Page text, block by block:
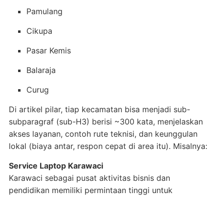
Pamulang
Cikupa
Pasar Kemis
Balaraja
Curug
Di artikel pilar, tiap kecamatan bisa menjadi sub-
subparagraf (sub-H3) berisi ~300 kata, menjelaskan
akses layanan, contoh rute teknisi, dan keunggulan
lokal (biaya antar, respon cepat di area itu). Misalnya:
Service Laptop Karawaci
Karawaci sebagai pusat aktivitas bisnis dan
pendidikan memiliki permintaan tinggi untuk